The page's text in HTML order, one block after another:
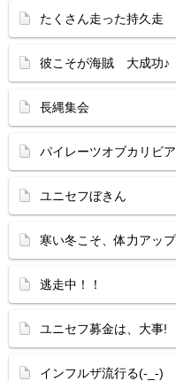
たくさん走った持久走
彼こそが海賊 大成功♪
長縄集会
パイレーツオブカリビ
ユニセフぼきん
寒い冬こそ、体力アップ
逃走中！！
ユニセフ募金は、大事!
インフルザ流行る(-_-)